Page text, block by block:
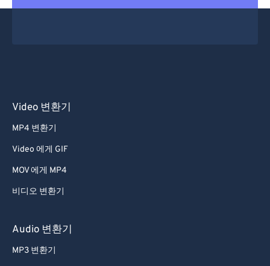
Video 변환기
MP4 변환기
Video 에게 GIF
MOV 에게 MP4
비디오 변환기
Audio 변환기
MP3 변환기